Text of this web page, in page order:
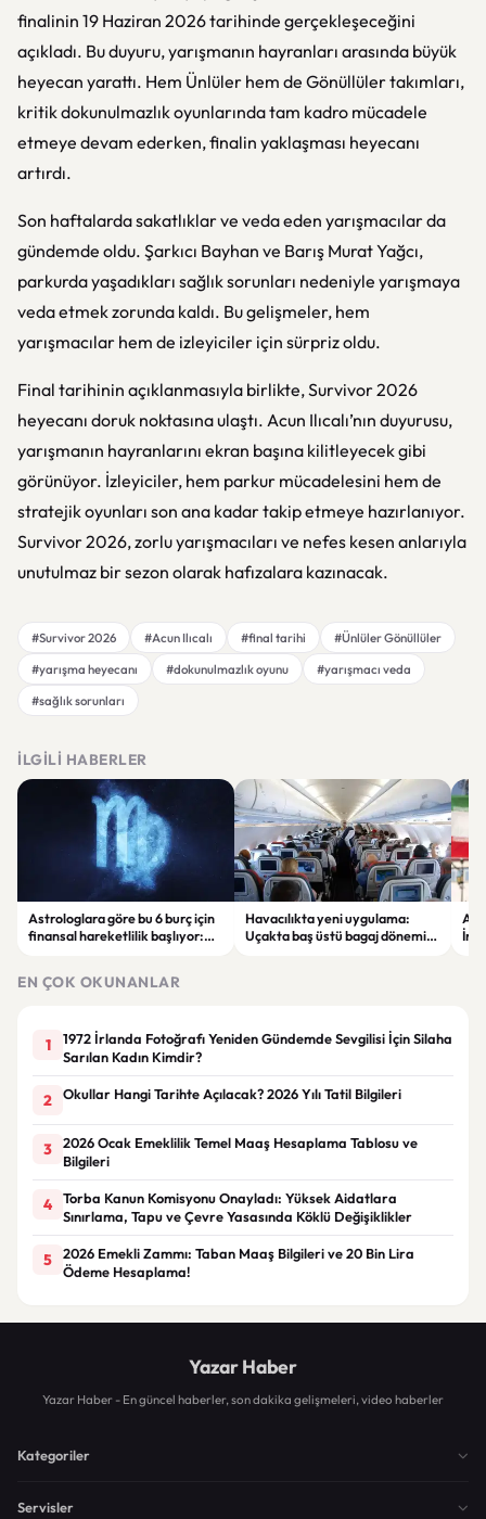
finalinin 19 Haziran 2026 tarihinde gerçekleşeceğini
açıkladı. Bu duyuru, yarışmanın hayranları arasında büyük
heyecan yarattı. Hem Ünlüler hem de Gönüllüler takımları,
kritik dokunulmazlık oyunlarında tam kadro mücadele
etmeye devam ederken, finalin yaklaşması heyecanı
artırdı.
Son haftalarda sakatlıklar ve veda eden yarışmacılar da
gündemde oldu. Şarkıcı Bayhan ve Barış Murat Yağcı,
parkurda yaşadıkları sağlık sorunları nedeniyle yarışmaya
veda etmek zorunda kaldı. Bu gelişmeler, hem
yarışmacılar hem de izleyiciler için sürpriz oldu.
Final tarihinin açıklanmasıyla birlikte, Survivor 2026
heyecanı doruk noktasına ulaştı. Acun Ilıcalı’nın duyurusu,
yarışmanın hayranlarını ekran başına kilitleyecek gibi
görünüyor. İzleyiciler, hem parkur mücadelesini hem de
stratejik oyunları son ana kadar takip etmeye hazırlanıyor.
Survivor 2026, zorlu yarışmacıları ve nefes kesen anlarıyla
unutulmaz bir sezon olarak hafızalara kazınacak.
#Survivor 2026 #Acun Ilıcalı #final tarihi
#Ünlüler Gönüllüler
#yarışma heyecanı
#dokunulmazlık oyunu
#yarışmacı veda
#sağlık sorunları
İLGILI HABERLER
Astrologlara göre bu 6 burç için
finansal hareketlilik başlıyor:
Havacılıkta yeni uygulama:
Uçakta baş üstü bagaj dönemi
EN ÇOK OKUNANLAR
1
1972 İrlanda Fotoğrafı Yeniden Gündemde Sevgilisi İçin Silaha
Sarılan Kadın Kimdir?
2 Okullar Hangi Tarihte Açılacak? 2026 Yılı Tatil Bilgileri
3
2026 Ocak Emeklilik Temel Maaş Hesaplama Tablosu ve
Bilgileri
4
Torba Kanun Komisyonu Onayladı: Yüksek Aidatlara
Sınırlama, Tapu ve Çevre Yasasında Köklü Değişiklikler
5
2026 Emekli Zammı: Taban Maaş Bilgileri ve 20 Bin Lira
Ödeme Hesaplama!
Yazar Haber
Yazar Haber - En güncel haberler, son dakika gelişmeleri, video haberler
Kategoriler
Servisler